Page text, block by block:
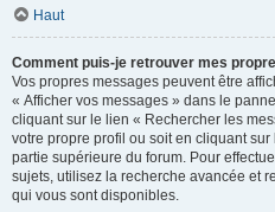
Haut
Comment puis-je retrouver mes
Vos propres messages peuvent être
« Afficher vos messages » dans le
cliquant sur le lien « Rechercher les
votre propre profil ou soit en cliquant
partie supérieure du forum. Pour
sujets, utilisez la recherche avancée et
qui vous sont disponibles.